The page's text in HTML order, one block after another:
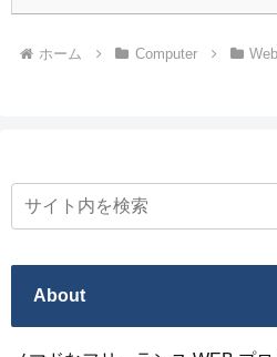
ホーム Computer
About